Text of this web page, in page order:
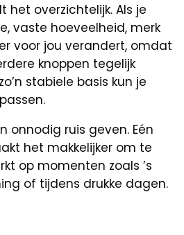
het overzichtelijk. Als je
vaste hoeveelheid, merk
voor jou verandert, omdat
knoppen tegelijk
stabiele basis kun je
onnodig ruis geven. Eén
het makkelijker om te
op momenten zoals ’s
of tijdens drukke dagen.